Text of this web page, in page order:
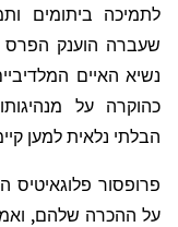
לתמיכה ביתומים
שעברה הוענק הפרס
נשיא האיים
כהוקרה על
הבלתי נלאית למען
פרופסור פלוגאיטיס
על ההכרה שלהם,